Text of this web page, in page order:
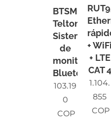
BTSMP14
Teltonika
Sistema
de
monitoreo
Bluetooth
103.19
0
COP
+ WiFi
+ LTE
CAT 4
1.104.
855
COP